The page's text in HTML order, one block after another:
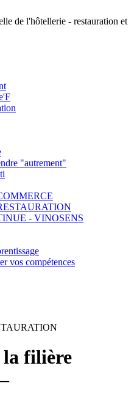
de l'hôtellerie - restauration et
"autrement"
- VINOSENS
vos compétences
la filière